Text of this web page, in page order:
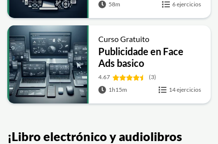
58m
6 ejercicios
Curso Gratuito
Publicidade en Face
Ads basico
4.67
(3)
1h15m
14 ejercicios
¡Libro electrónico y audiolibros